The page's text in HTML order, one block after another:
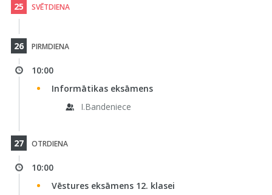
25 SVĒTDIENA
26 PIRMDIENA
10:00
Informātikas eksāmens
I.Bandeniece
27 OTRDIENA
10:00
Vēstures eksāmens 12. klasei